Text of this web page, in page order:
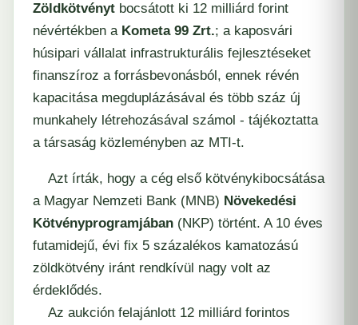
Zöldkötvényt bocsátott ki 12 milliárd forint
névértékben a Kometa 99 Zrt.; a kaposvári
húsipari vállalat infrastrukturális fejlesztéseket
finanszíroz a forrásbevonásból, ennek révén
kapacitása megduplázásával és több száz új
munkahely létrehozásával számol - tájékoztatta
a társaság közleményben az MTI-t.
Azt írták, hogy a cég első kötvénykibocsátása
a Magyar Nemzeti Bank (MNB) Növekedési
Kötvényprogramjában (NKP) történt. A 10 éves
futamidejű, évi fix 5 százalékos kamatozású
zöldkötvény iránt rendkívül nagy volt az
érdeklődés.
Az aukción felajánlott 12 milliárd forintos